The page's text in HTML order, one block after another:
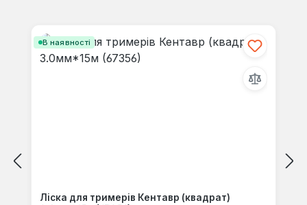
В наявності
Ліска для тримерів Кентавр (квадрат)